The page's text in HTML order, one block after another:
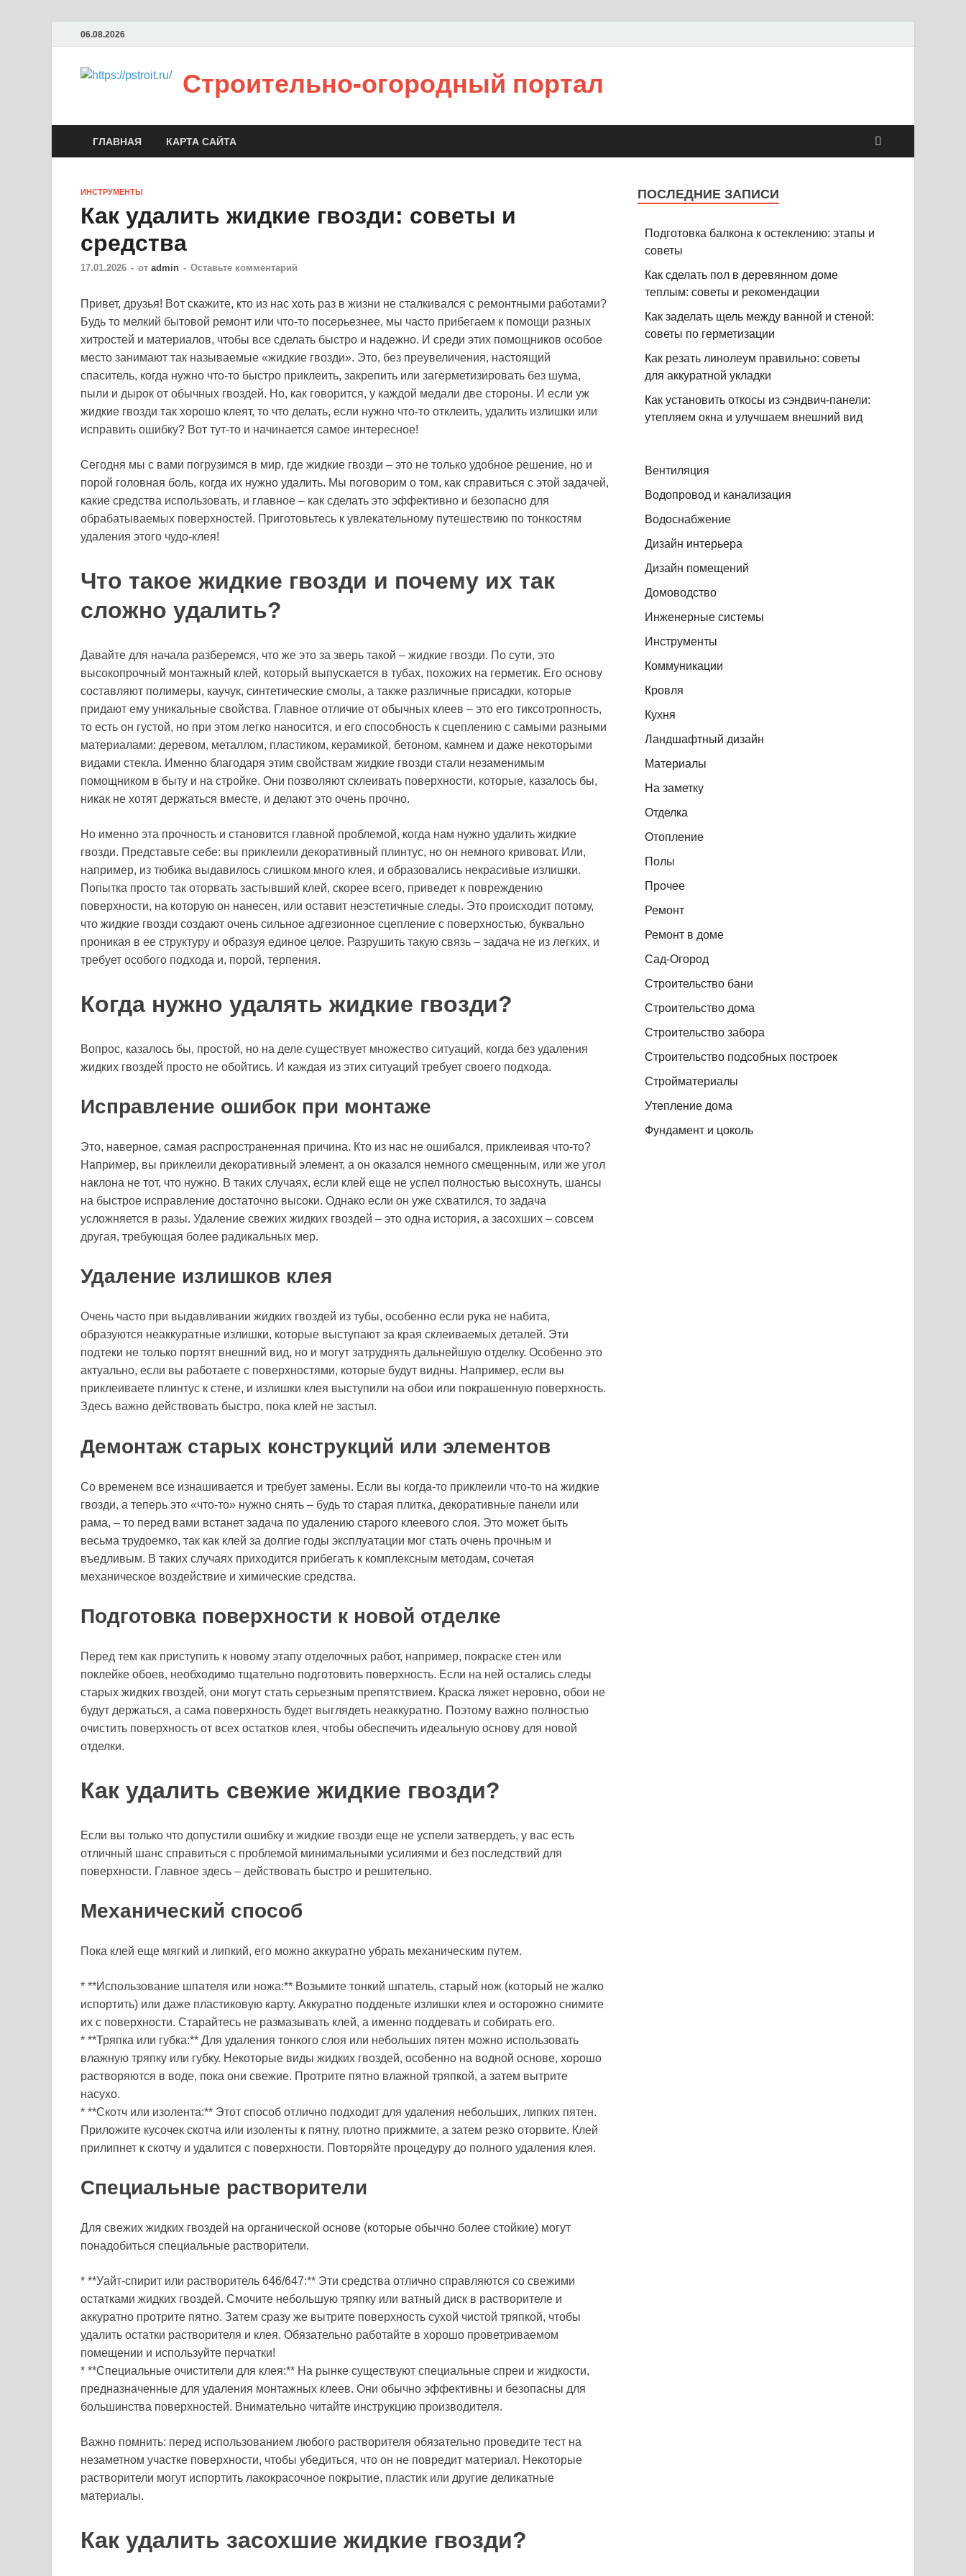
06.08.2026
Строительно-огородный портал
ГЛАВНАЯ КАРТА САЙТА
ИНСТРУМЕНТЫ
Как удалить жидкие гвозди: советы и
средства
17.01.2026 - от admin - Оставьте комментарий
Привет, друзья! Вот скажите, кто из нас хоть раз в жизни не сталкивался с ремонтными работами?
Будь то мелкий бытовой ремонт или что-то посерьезнее, мы часто прибегаем к помощи разных
хитростей и материалов, чтобы все сделать быстро и надежно. И среди этих помощников особое
место занимают так называемые «жидкие гвозди». Это, без преувеличения, настоящий
спаситель, когда нужно что-то быстро приклеить, закрепить или загерметизировать без шума,
пыли и дырок от обычных гвоздей. Но, как говорится, у каждой медали две стороны. И если уж
жидкие гвозди так хорошо клеят, то что делать, если нужно что-то отклеить, удалить излишки или
исправить ошибку? Вот тут-то и начинается самое интересное!
Сегодня мы с вами погрузимся в мир, где жидкие гвозди – это не только удобное решение, но и
порой головная боль, когда их нужно удалить. Мы поговорим о том, как справиться с этой задачей,
какие средства использовать, и главное – как сделать это эффективно и безопасно для
обрабатываемых поверхностей. Приготовьтесь к увлекательному путешествию по тонкостям
удаления этого чудо-клея!
Что такое жидкие гвозди и почему их так
сложно удалить?
Давайте для начала разберемся, что же это за зверь такой – жидкие гвозди. По сути, это
высокопрочный монтажный клей, который выпускается в тубах, похожих на герметик. Его основу
составляют полимеры, каучук, синтетические смолы, а также различные присадки, которые
придают ему уникальные свойства. Главное отличие от обычных клеев – это его тиксотропность,
то есть он густой, но при этом легко наносится, и его способность к сцеплению с самыми разными
материалами: деревом, металлом, пластиком, керамикой, бетоном, камнем и даже некоторыми
видами стекла. Именно благодаря этим свойствам жидкие гвозди стали незаменимым
помощником в быту и на стройке. Они позволяют склеивать поверхности, которые, казалось бы,
никак не хотят держаться вместе, и делают это очень прочно.
Но именно эта прочность и становится главной проблемой, когда нам нужно удалить жидкие
гвозди. Представьте себе: вы приклеили декоративный плинтус, но он немного кривоват. Или,
например, из тюбика выдавилось слишком много клея, и образовались некрасивые излишки.
Попытка просто так оторвать застывший клей, скорее всего, приведет к повреждению
поверхности, на которую он нанесен, или оставит неэстетичные следы. Это происходит потому,
что жидкие гвозди создают очень сильное адгезионное сцепление с поверхностью, буквально
проникая в ее структуру и образуя единое целое. Разрушить такую связь – задача не из легких, и
требует особого подхода и, порой, терпения.
Когда нужно удалять жидкие гвозди?
Вопрос, казалось бы, простой, но на деле существует множество ситуаций, когда без удаления
жидких гвоздей просто не обойтись. И каждая из этих ситуаций требует своего подхода.
Исправление ошибок при монтаже
Это, наверное, самая распространенная причина. Кто из нас не ошибался, приклеивая что-то?
Например, вы приклеили декоративный элемент, а он оказался немного смещенным, или же угол
наклона не тот, что нужно. В таких случаях, если клей еще не успел полностью высохнуть, шансы
на быстрое исправление достаточно высоки. Однако если он уже схватился, то задача
усложняется в разы. Удаление свежих жидких гвоздей – это одна история, а засохших – совсем
другая, требующая более радикальных мер.
Удаление излишков клея
Очень часто при выдавливании жидких гвоздей из тубы, особенно если рука не набита,
образуются неаккуратные излишки, которые выступают за края склеиваемых деталей. Эти
подтеки не только портят внешний вид, но и могут затруднять дальнейшую отделку. Особенно это
актуально, если вы работаете с поверхностями, которые будут видны. Например, если вы
приклеиваете плинтус к стене, и излишки клея выступили на обои или покрашенную поверхность.
Здесь важно действовать быстро, пока клей не застыл.
Демонтаж старых конструкций или элементов
Со временем все изнашивается и требует замены. Если вы когда-то приклеили что-то на жидкие
гвозди, а теперь это «что-то» нужно снять – будь то старая плитка, декоративные панели или
рама, – то перед вами встанет задача по удалению старого клеевого слоя. Это может быть
весьма трудоемко, так как клей за долгие годы эксплуатации мог стать очень прочным и
въедливым. В таких случаях приходится прибегать к комплексным методам, сочетая
механическое воздействие и химические средства.
Подготовка поверхности к новой отделке
Перед тем как приступить к новому этапу отделочных работ, например, покраске стен или
поклейке обоев, необходимо тщательно подготовить поверхность. Если на ней остались следы
старых жидких гвоздей, они могут стать серьезным препятствием. Краска ляжет неровно, обои не
будут держаться, а сама поверхность будет выглядеть неаккуратно. Поэтому важно полностью
очистить поверхность от всех остатков клея, чтобы обеспечить идеальную основу для новой
отделки.
Как удалить свежие жидкие гвозди?
Если вы только что допустили ошибку и жидкие гвозди еще не успели затвердеть, у вас есть
отличный шанс справиться с проблемой минимальными усилиями и без последствий для
поверхности. Главное здесь – действовать быстро и решительно.
Механический способ
Пока клей еще мягкий и липкий, его можно аккуратно убрать механическим путем.
* **Использование шпателя или ножа:** Возьмите тонкий шпатель, старый нож (который не жалко
испортить) или даже пластиковую карту. Аккуратно подденьте излишки клея и осторожно снимите
их с поверхности. Старайтесь не размазывать клей, а именно поддевать и собирать его.
* **Тряпка или губка:** Для удаления тонкого слоя или небольших пятен можно использовать
влажную тряпку или губку. Некоторые виды жидких гвоздей, особенно на водной основе, хорошо
растворяются в воде, пока они свежие. Протрите пятно влажной тряпкой, а затем вытрите
насухо.
* **Скотч или изолента:** Этот способ отлично подходит для удаления небольших, липких пятен.
Приложите кусочек скотча или изоленты к пятну, плотно прижмите, а затем резко оторвите. Клей
прилипнет к скотчу и удалится с поверхности. Повторяйте процедуру до полного удаления клея.
Специальные растворители
Для свежих жидких гвоздей на органической основе (которые обычно более стойкие) могут
понадобиться специальные растворители.
* **Уайт-спирит или растворитель 646/647:** Эти средства отлично справляются со свежими
остатками жидких гвоздей. Смочите небольшую тряпку или ватный диск в растворителе и
аккуратно протрите пятно. Затем сразу же вытрите поверхность сухой чистой тряпкой, чтобы
удалить остатки растворителя и клея. Обязательно работайте в хорошо проветриваемом
помещении и используйте перчатки!
* **Специальные очистители для клея:** На рынке существуют специальные спреи и жидкости,
предназначенные для удаления монтажных клеев. Они обычно эффективны и безопасны для
большинства поверхностей. Внимательно читайте инструкцию производителя.
Важно помнить: перед использованием любого растворителя обязательно проведите тест на
незаметном участке поверхности, чтобы убедиться, что он не повредит материал. Некоторые
растворители могут испортить лакокрасочное покрытие, пластик или другие деликатные
материалы.
Как удалить засохшие жидкие гвозди?
ПОСЛЕДНИЕ ЗАПИСИ
Подготовка балкона к остеклению: этапы и
советы
Как сделать пол в деревянном доме
теплым: советы и рекомендации
Как заделать щель между ванной и стеной:
советы по герметизации
Как резать линолеум правильно: советы
для аккуратной укладки
Как установить откосы из сэндвич-панели:
утепляем окна и улучшаем внешний вид
Вентиляция
Водопровод и канализация
Водоснабжение
Дизайн интерьера
Дизайн помещений
Домоводство
Инженерные системы
Инструменты
Коммуникации
Кровля
Кухня
Ландшафтный дизайн
Материалы
На заметку
Отделка
Отопление
Полы
Прочее
Ремонт
Ремонт в доме
Сад-Огород
Строительство бани
Строительство дома
Строительство забора
Строительство подсобных построек
Стройматериалы
Утепление дома
Фундамент и цоколь